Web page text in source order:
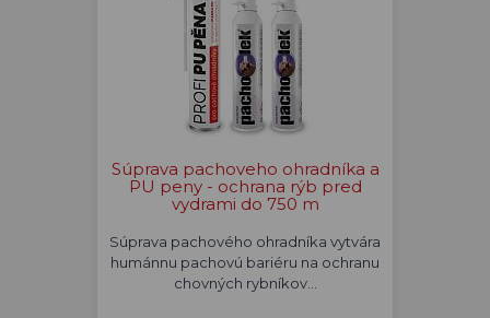
Súprava pachoveho ohradníka a
PU peny - ochrana rýb pred
vydrami do 750 m
Súprava pachového ohradníka vytvára
humánnu pachovú bariéru na ochranu
chovných rybníkov…